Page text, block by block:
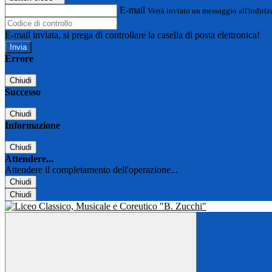
E-mail Verrà inviato un messaggio
E-mail inviata, si prega di controllare la casella di posta elettronica!
Errore
Chiudi
Successo
Chiudi
Informazione
Chiudi
Attendere...
Attendere il completamento dell'operazione...
Chiudi
Chiudi